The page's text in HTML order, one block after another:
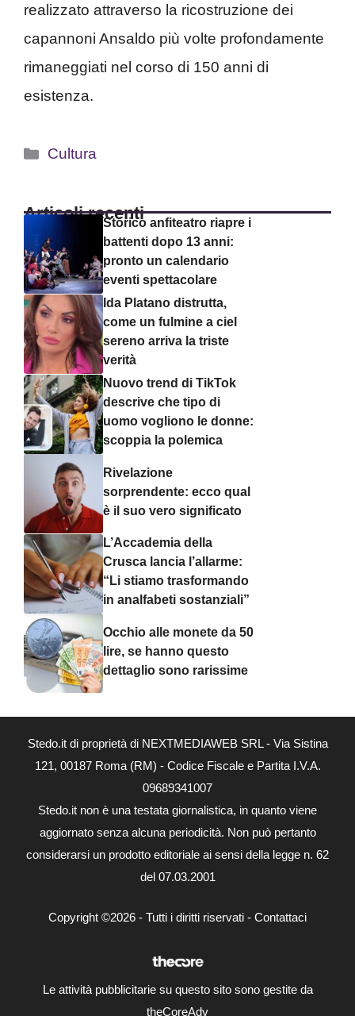
realizzato attraverso la ricostruzione dei
capannoni Ansaldo più volte profondamente
rimaneggiati nel corso di 150 anni di
esistenza.
Categorie
Cultura
Articoli recentiStorico anfiteatro riapre i
battenti dopo 13 anni:
pronto un calendario
eventi spettacolare
Ida Platano distrutta,
come un fulmine a ciel
sereno arriva la triste
verità
Nuovo trend di TikTok
descrive che tipo di
uomo vogliono le donne:
scoppia la polemica
Rivelazione
sorprendente: ecco qual
è il suo vero significato
L’Accademia della
Crusca lancia l’allarme:
“Li stiamo trasformando
in analfabeti sostanziali”
Occhio alle monete da 50
lire, se hanno questo
dettaglio sono rarissime
Stedo.it di proprietà di NEXTMEDIAWEB SRL - Via Sistina
121, 00187 Roma (RM) - Codice Fiscale e Partita I.V.A.
09689341007
Stedo.it non è una testata giornalistica, in quanto viene
aggiornato senza alcuna periodicità. Non può pertanto
considerarsi un prodotto editoriale ai sensi della legge n. 62
del 07.03.2001
Copyright ©2026 - Tutti i diritti riservati - Contattaci
Le attività pubblicitarie su questo sito sono gestite da
theCoreAdv